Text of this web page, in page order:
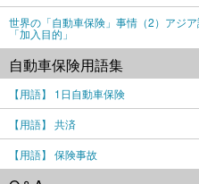
世界の「自動車保険」事情（2）アジ
「加入目的」
自動車保険用語集
【用語】 1日自動車保険
【用語】 共済
【用語】 保険事故